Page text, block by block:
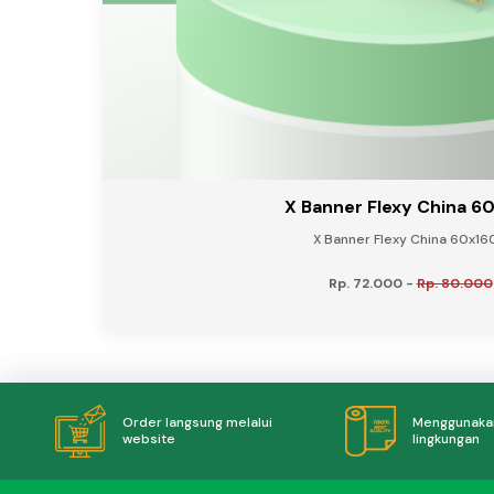
X Banner Flexy China
X Banner Flexy China
Rp. 72.000-Rp. 80.000
Order langsung melalui
website
lingkungan